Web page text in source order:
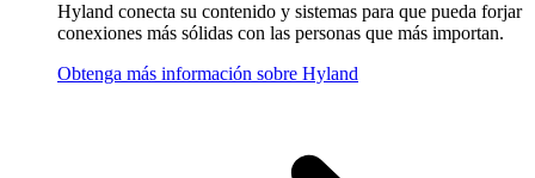
Hyland conecta su contenido y sistemas para que pueda forjar
conexiones más sólidas con las personas que más importan.
Obtenga más información sobre Hyland